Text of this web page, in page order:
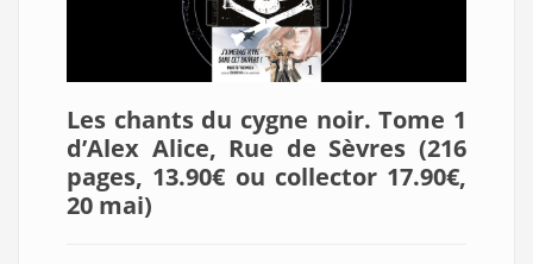
Les chants du cygne noir. Tome 1
d’Alex Alice, Rue de Sèvres (216
pages, 13.90€ ou collector 17.90€,
20 mai)